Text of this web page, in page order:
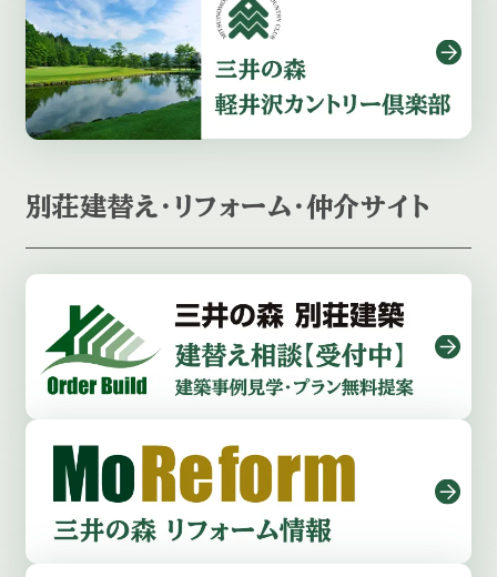
別荘建替え・リフォーム・仲介サイト